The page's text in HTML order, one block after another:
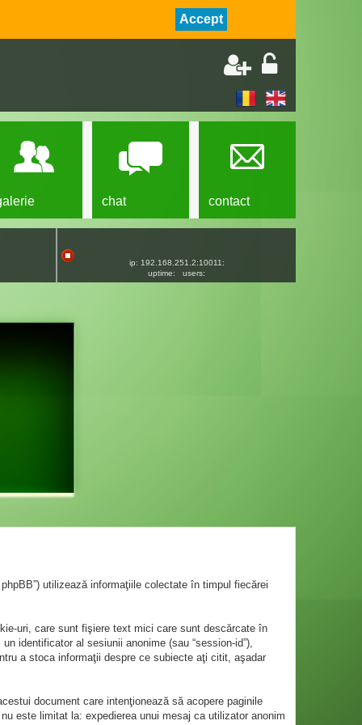
Accept
chat contact
ip: 192.168.251.2:10011:
uptime:
users:
utilizează informaţiile colectate în timpul fiecărei
uri, care sunt fişiere text mici care sunt descărcate în
identificator al sesiunii anonime (sau “session-id”),
a stoca informaţii despre ce subiecte aţi citit, aşadar
document care intenţionează să acopere paginile
este limitat la: expedierea unui mesaj ca utilizator anonim